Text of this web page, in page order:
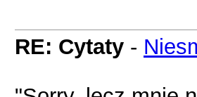
RE: Cytaty -